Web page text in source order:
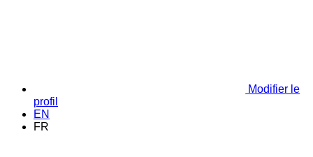
Modifier le
profil
EN
FR